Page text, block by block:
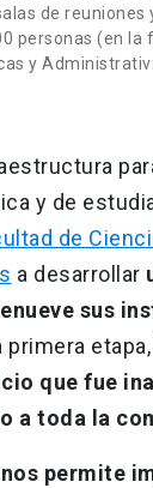
de reuniones
personas (en la
y
y de
de
a desarrollar
sus
primera etapa,
que fue
a toda la
permite